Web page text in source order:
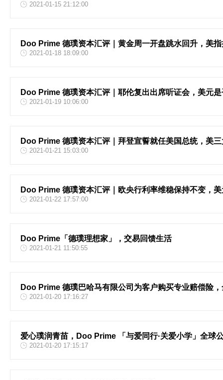
2021-01-15 21:12:00
Doo Prime 德璞资本汇评｜黄金周一开盘跳水回升，美
2021-01-18 18:09:00
Doo Prime 德璞资本汇评｜耶伦复出出席听证会，美元
2021-01-19 10:06:00
Doo Prime 德璞资本汇评｜拜登宣誓就任美国总统，美
2021-01-21 15:03:00
Doo Prime 德璞资本汇评｜欧央行利率维稳保持不变，
2021-01-22 17:57:00
Doo Prime「德璞理想家」，交易回馈生活
2021-01-21 11:50:55
Doo Prime 德璞巴哈马有限公司为客户购买专业赔偿险
2021-01-20 17:16:27
爱心璞润青苗，Doo Prime 「与爱同行·关爱小学」全球
2021-01-20 17:15:17